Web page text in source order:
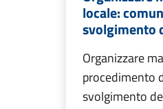
locale:
svolgimento
Organizzare
procedimento
svolgimento